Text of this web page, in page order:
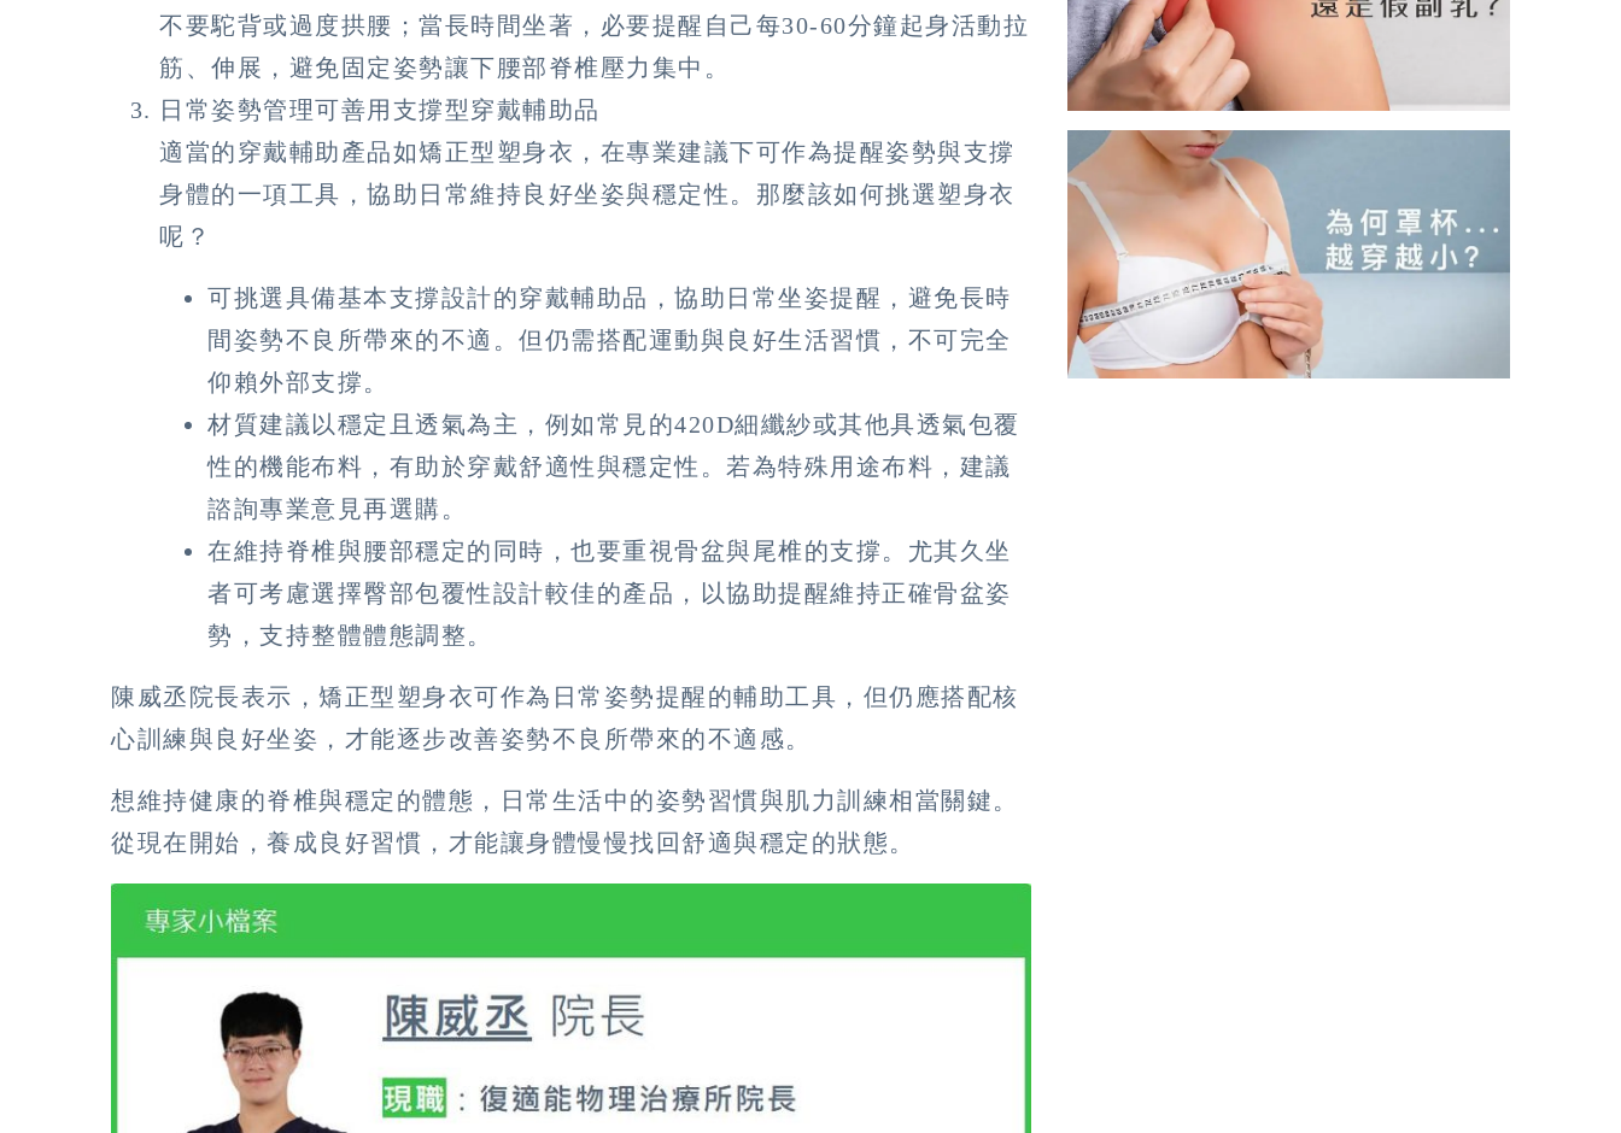
不要駝背或過度拱腰；當長時間坐著，必要提醒自己每30-60分鐘起身活動拉
筋、伸展，避免固定姿勢讓下腰部脊椎壓力集中。
日常姿勢管理可善用支撐型穿戴輔助品
適當的穿戴輔助產品如矯正型塑身衣，在專業建議下可作為提醒姿勢與支撐
身體的一項工具，協助日常維持良好坐姿與穩定性。那麼該如何挑選塑身衣
呢？
可挑選具備基本支撐設計的穿戴輔助品，協助日常坐姿提醒，避免長時
間姿勢不良所帶來的不適。但仍需搭配運動與良好生活習慣，不可完全
仰賴外部支撐。
材質建議以穩定且透氣為主，例如常見的420D細纖紗或其他具透氣包覆
性的機能布料，有助於穿戴舒適性與穩定性。若為特殊用途布料，建議
諮詢專業意見再選購。
在維持脊椎與腰部穩定的同時，也要重視骨盆與尾椎的支撐。尤其久坐
者可考慮選擇臀部包覆性設計較佳的產品，以協助提醒維持正確骨盆姿
勢，支持整體體態調整。
陳威丞院長表示，矯正型塑身衣可作為日常姿勢提醒的輔助工具，但仍應搭配核
心訓練與良好坐姿，才能逐步改善姿勢不良所帶來的不適感。
想維持健康的脊椎與穩定的體態，日常生活中的姿勢習慣與肌力訓練相當關鍵。
從現在開始，養成良好習慣，才能讓身體慢慢找回舒適與穩定的狀態。